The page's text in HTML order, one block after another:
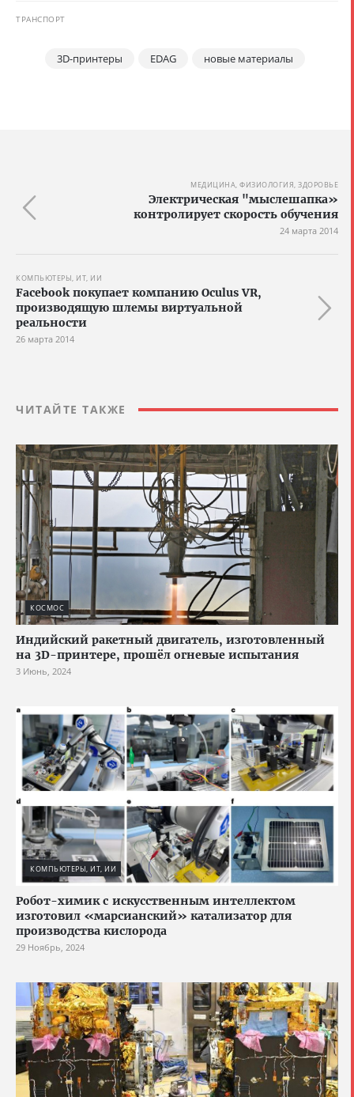
ТРАНСПОРТ
3D-принтеры EDAG новые материалы
МЕДИЦИНА, ФИЗИОЛОГИЯ, ЗДОРОВЬЕ
Электрическая "мыслешапка»
контролирует скорость обучения
24 марта 2014
КОМПЬЮТЕРЫ, ИТ, ИИ
Facebook покупает компанию Oculus VR,
производящую шлемы виртуальной
реальности
26 марта 2014
ЧИТАЙТЕ ТАКЖЕ
КОСМОС
Индийский ракетный двигатель, изготовленный
на 3D-принтере, прошёл огневые испытания
3 Июнь, 2024
КОМПЬЮТЕРЫ, ИТ, ИИ
Робот-химик с искусственным интеллектом
изготовил «марсианский» катализатор для
производства кислорода
29 Ноябрь, 2024